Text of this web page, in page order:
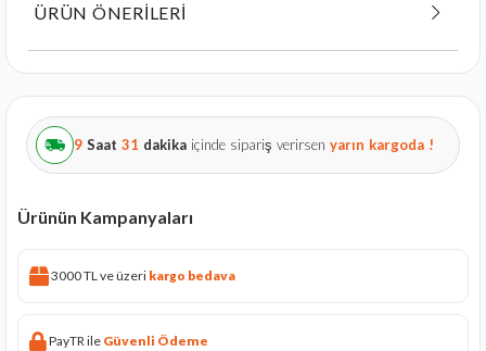
ÜRÜN ÖNERILERI
9 Saat 31 dakika içinde sipariş verirsen yarın kargoda !
Ürünün Kampanyaları
3000 TL ve üzeri kargo bedava
PayTR ile Güvenli Ödeme